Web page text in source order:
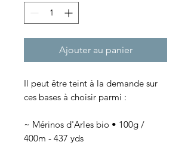
Ajouter au panier
Il peut être teint à la demande sur
ces bases à choisir parmi :
~ Mérinos d'Arles bio • 100g /
400m - 437 yds